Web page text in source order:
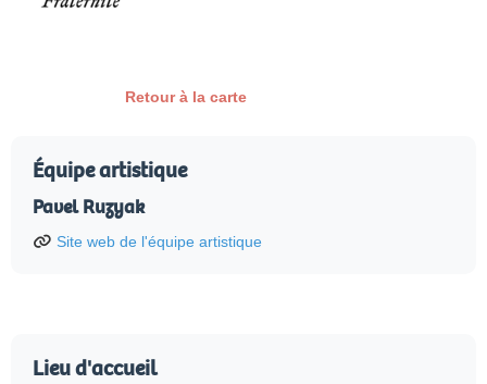
Retour à la carte
Équipe artistique
Pavel Ruzyak
Site web de l'équipe artistique
Lieu d'accueil